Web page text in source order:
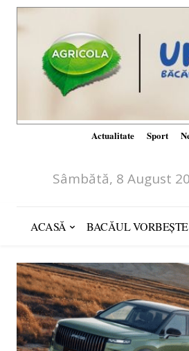
Actualitate Sport
Sâmbătă, 8 August
ACASĂ BACĂUL VORBEȘTE